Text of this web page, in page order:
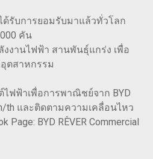
ด้รับการยอมรับมาแล้วทั่วโลก
คัน
งงานไฟฟ้า สานพันธุ์แกร่ง เพื่อ
ตสาหกรรม
ฟฟ้าเพื่อการพาณิชย์จาก BYD
th และติดตามความเคลื่อนไหว
Page: BYD RÊVER Commercial